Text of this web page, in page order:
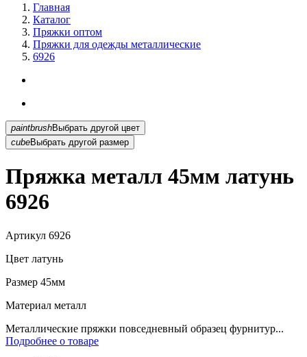
Главная
Каталог
Пряжки оптом
Пряжки для одежды металлические
6926
paintbrush
Выбрать другой цвет
cubeВыбрать другой размер
Пряжка металл 45мм латунь
6926
Артикул 6926
Цвет латунь
Размер 45мм
Материал металл
Металлические пряжки повседневный образец фурнитур...
Подробнее о товаре